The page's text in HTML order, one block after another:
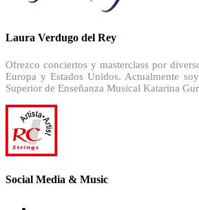
Laura Verdugo del Rey
Ofrezco conciertos y masterclass por
Europa y Estados Unidos. Actualmente
Superior de Enseñanza Musical Katarina
Social Media & Music